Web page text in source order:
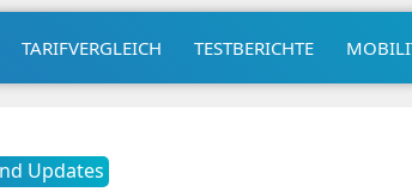
TARIFVERGLEICH TESTBERICHTE
Updates